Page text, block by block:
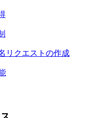
リクエストの作成